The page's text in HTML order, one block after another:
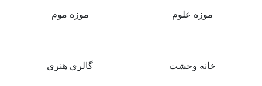
موزه موم موزه علوم
گالری هنری خانه وحشت